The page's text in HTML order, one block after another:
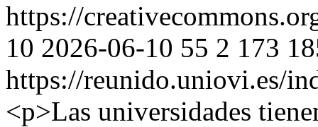
https://
10 2026-06-10 55 2 173
https://reunido.uniovi.es/
<p>Las universidades